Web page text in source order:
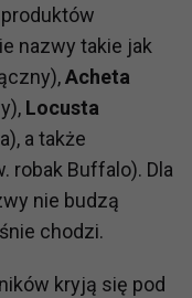
nazwy takie jak
Acheta
Locusta
a także
robak Buffalo). Dla
nie budzą
chodzi.
kryją się pod